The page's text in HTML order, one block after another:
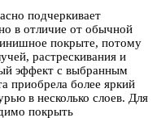
подчеркивает
в отличие от обычной
покрыте, потому
растрескивания и
эффект с выбранным
приобрела более яркий
в несколько слоев. Для
покрыть